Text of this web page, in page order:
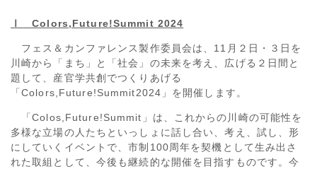
Ⅰ Colors,Future!Summit 2024
フェス＆カンファレンス製作委員会は、11月２日・３日を
川崎から「まち」と「社会」の未来を考え、広げる２日間と
題して、産官学共創でつくりあげる
「Colors,Future!Summit2024」を開催します。
「Colos,Future!Summit」は、これからの川崎の可能性を
多様な立場の人たちといっしょに話し合い、考え、試し、形
にしていくイベントで、市制100周年を契機として生み出さ
れた取組として、今後も継続的な開催を目指すものです。今